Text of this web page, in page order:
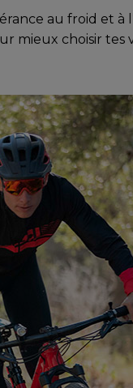
au froid et à
mieux choisir